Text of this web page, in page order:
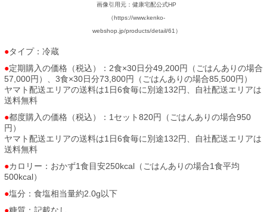
画像引用元：健康宅配公式HP
（https://www.kenko-
webshop.jp/products/detail/61）
タイプ：冷蔵
定期購入の価格（税込）：2食×30日分49,200円（ごはんありの場合
57,000円）、3食×30日分73,800円（ごはんありの場合85,500円）
ヤマト配送エリアの送料は1日6食毎に別途132円、自社配送エリアは
送料無料
都度購入の価格（税込）：1セット820円（ごはんありの場合950
円）
ヤマト配送エリアの送料は1日6食毎に別途132円、自社配送エリアは
送料無料
カロリー：おかず1食目安250kcal（ごはんありの場合1食平均
500kcal）
塩分：食塩相当量約2.0g以下